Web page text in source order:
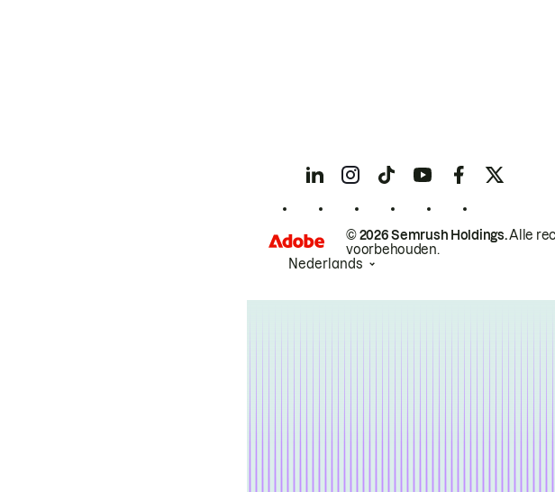
© 2026 Semrush Holdings.Alle
voorbehouden.
Nederlands